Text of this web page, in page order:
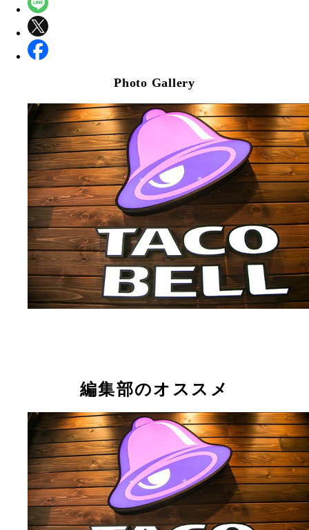
Photo Gallery
編集部のオススメ